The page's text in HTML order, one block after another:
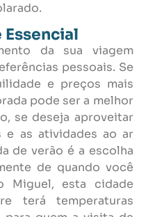
da sua viagem
pessoais. Se
e preços mais
pode ser a melhor
se deseja aproveitar
e as atividades ao ar
de verão é a escolha
de quando você
Miguel, esta cidade
terá temperaturas